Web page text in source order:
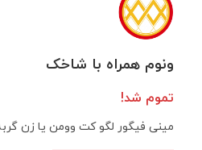
ونوم همراه با شاخک
تموم شد!
مینی فیگور لگو کت وومن یا زن